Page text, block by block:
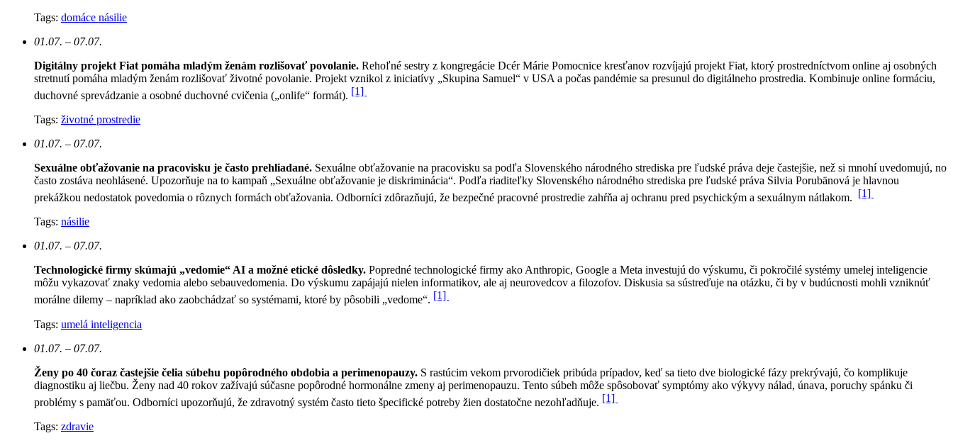
Tags: domáce násilie
01.07. – 07.07.
Digitálny projekt Fiat pomáha mladým ženám rozlišovať povolanie. Rehoľné sestry z kongregácie Dcér Márie Pomocnice kresťanov rozvíjajú projekt Fiat, ktorý prostredníctvom online aj osobných
stretnutí pomáha mladým ženám rozlišovať životné povolanie. Projekt vznikol z iniciatívy „Skupina Samuel“ v USA a počas pandémie sa presunul do digitálneho prostredia. Kombinuje online formáciu,
duchovné sprevádzanie a osobné duchovné cvičenia („onlife“ formát). [1]
Tags: životné prostredie
01.07. – 07.07.
Sexuálne obťažovanie na pracovisku je často prehliadané. Sexuálne obťažovanie na pracovisku sa podľa Slovenského národného strediska pre ľudské práva deje častejšie, než si mnohí uvedomujú, no
často zostáva neohlásené. Upozorňuje na to kampaň „Sexuálne obťažovanie je diskriminácia“. Podľa riaditeľky Slovenského národného strediska pre ľudské práva Silvia Porubänová je hlavnou
prekážkou nedostatok povedomia o rôznych formách obťažovania. Odborníci zdôrazňujú, že bezpečné pracovné prostredie zahŕňa aj ochranu pred psychickým a sexuálnym nátlakom. [1]
Tags: násilie
01.07. – 07.07.
Technologické firmy skúmajú „vedomie“ AI a možné etické dôsledky. Popredné technologické firmy ako Anthropic, Google a Meta investujú do výskumu, či pokročilé systémy umelej inteligencie
môžu vykazovať znaky vedomia alebo sebauvedomenia. Do výskumu zapájajú nielen informatikov, ale aj neurovedcov a filozofov. Diskusia sa sústreďuje na otázku, či by v budúcnosti mohli vzniknúť
morálne dilemy – napríklad ako zaobchádzať so systémami, ktoré by pôsobili „vedome“. [1]
Tags: umelá inteligencia
01.07. – 07.07.
Ženy po 40 čoraz častejšie čelia súbehu popôrodného obdobia a perimenopauzy. S rastúcim vekom prvorodičiek pribúda prípadov, keď sa tieto dve biologické fázy prekrývajú, čo komplikuje
diagnostiku aj liečbu. Ženy nad 40 rokov zažívajú súčasne popôrodné hormonálne zmeny aj perimenopauzu. Tento súbeh môže spôsobovať symptómy ako výkyvy nálad, únava, poruchy spánku či
problémy s pamäťou. Odborníci upozorňujú, že zdravotný systém často tieto špecifické potreby žien dostatočne nezohľadňuje. [1]
Tags: zdravie